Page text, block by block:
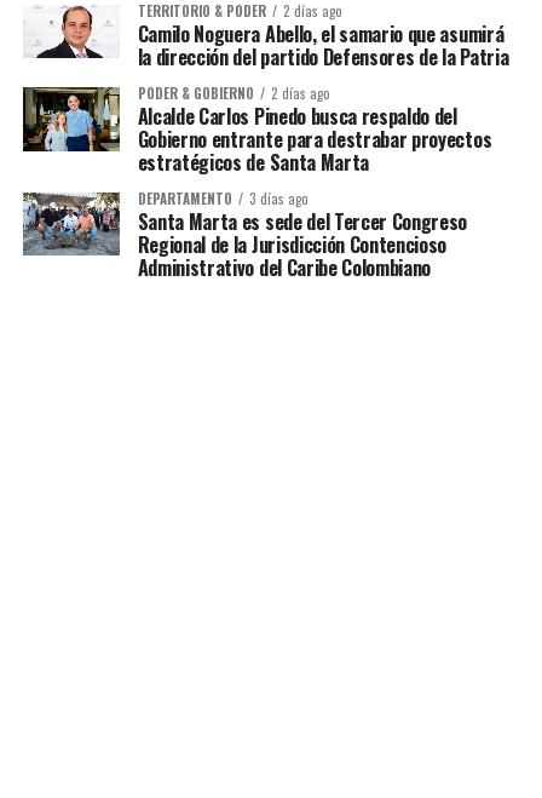
TERRITORIO & PODER 2 días ago
Camilo Noguera Abello, el samario que asumirá
la dirección del partido Defensores de la Patria
PODER & GOBIERNO 2 días ago
Alcalde Carlos Pinedo busca respaldo del
Gobierno entrante para destrabar proyectos
estratégicos de Santa Marta
DEPARTAMENTO 3 días ago
Santa Marta es sede del Tercer Congreso
Regional de la Jurisdicción Contencioso
Administrativo del Caribe Colombiano